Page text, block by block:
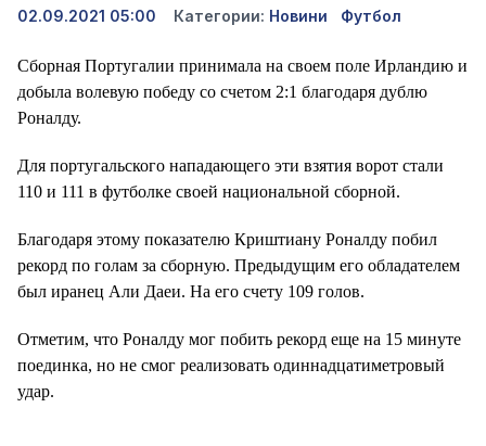
02.09.2021 05:00 Категории: Новини Футбол
Сборная Португалии принимала на своем поле Ирландию и
добыла волевую победу со счетом 2:1 благодаря дублю
Роналду.
Для португальского нападающего эти взятия ворот стали
110 и 111 в футболке своей национальной сборной.
Благодаря этому показателю Криштиану Роналду побил
рекорд по голам за сборную. Предыдущим его обладателем
был иранец Али Даеи. На его счету 109 голов.
Отметим, что Роналду мог побить рекорд еще на 15 минуте
поединка, но не смог реализовать одиннадцатиметровый
удар.